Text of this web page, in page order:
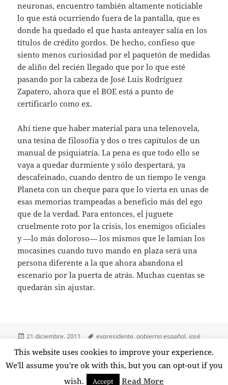
neuronas, encuentro también altamente noticiable
lo que está ocurriendo fuera de la pantalla, que es
donde ha quedado el que hasta anteayer salía en los
títulos de crédito gordos. De hecho, confieso que
siento menos curiosidad por el paquetón de medidas
de aliño del recién llegado que por lo que esté
pasando por la cabeza de José Luis Rodríguez
Zapatero, ahora que el BOE está a punto de
certificarlo como ex.
Ahí tiene que haber material para una telenovela,
una tesina de filosofía y dos o tres capítulos de un
manual de psiquiatría. La pena es que todo ello se
vaya a quedar durmiente y sólo despertará, ya
descafeinado, cuando dentro de un tiempo le venga
Planeta con un cheque para que lo vierta en unas de
esas memorias trampeadas a beneficio más del ego
que de la verdad. Para entonces, el juguete
cruelmente roto por la crisis, los enemigos oficiales
y —lo más doloroso— los mismos que le lamían los
mocasines cuando tuvo mando en plaza será una
persona diferente a la que ahora abandona el
escenario por la puerta de atrás. Muchas cuentas se
quedarán sin ajustar.
Publicado
21 diciembre, 2011 Etiquetas
expresidente,gobierno español, josé
Deja un comentarioen Responso por ZP
Funciona gracias a WordPress
This website uses cookies to improve your experience.
We'll assume you're ok with this, but you can opt-out if you
wish.
Accept Read More